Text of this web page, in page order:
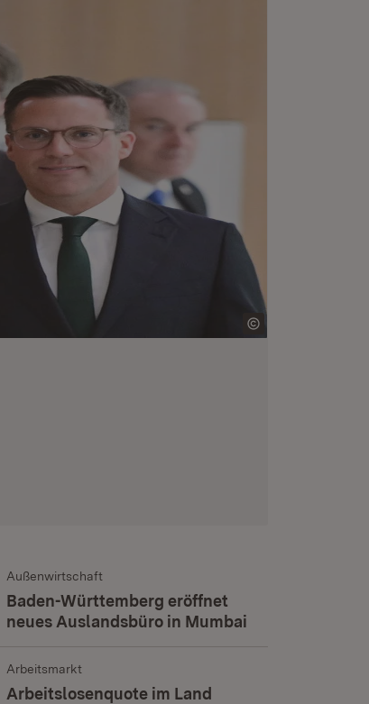
Außenwirtschaft
Baden-Württemberg eröffnet
neues Auslandsbüro in Mumbai
Arbeitsmarkt
Arbeitslosenquote im Land